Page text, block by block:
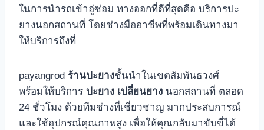
ในการนำรถเข้าอู่ซ่อม ทางออกที่ดีที่สุดคือ บริการปะ
ยางนอกสถานที่ โดยช่างมืออาชีพที่พร้อมเดินทางมา
ให้บริการถึงที่
payangrod ร้านปะยางชั้นนำในเขตสัมพันธวงศ์
พร้อมให้บริการ ปะยาง เปลี่ยนยาง นอกสถานที่ ตลอด
24 ชั่วโมง ด้วยทีมช่างที่เชี่ยวชาญ มากประสบการณ์
และใช้อุปกรณ์คุณภาพสูง เพื่อให้คุณกลับมาขับขี่ได้